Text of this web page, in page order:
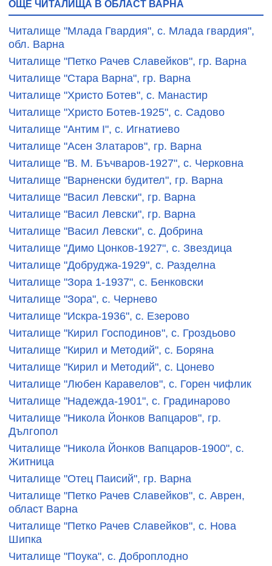
ОЩЕ ЧИТАЛИЩА В ОБЛАСТ ВАРНА
Читалище "Млада Гвардия", с. Млада гвардия",
обл. Варна
Читалище "Петко Рачев Славейков", гр. Варна
Читалище "Стара Варна", гр. Варна
Читалище "Христо Ботев", с. Манастир
Читалище "Христо Ботев-1925", с. Садово
Читалище "Антим І", с. Игнатиево
Читалище "Асен Златаров", гр. Варна
Читалище "В. М. Бъчваров-1927", с. Черковна
Читалище "Варненски будител", гр. Варна
Читалище "Васил Левски", гр. Варна
Читалище "Васил Левски", гр. Варна
Читалище "Васил Левски", с. Добрина
Читалище "Димо Цонков-1927", с. Звездица
Читалище "Добруджа-1929", с. Разделна
Читалище "Зора 1-1937", с. Бенковски
Читалище "Зора", с. Чернево
Читалище "Искра-1936", с. Езерово
Читалище "Кирил Господинов", с. Гроздьово
Читалище "Кирил и Методий", с. Боряна
Читалище "Кирил и Методий", с. Цонево
Читалище "Любен Каравелов", с. Горен чифлик
Читалище "Надежда-1901", с. Градинарово
Читалище "Никола Йонков Вапцаров", гр.
Дългопол
Читалище "Никола Йонков Вапцаров-1900", с.
Житница
Читалище "Отец Паисий", гр. Варна
Читалище "Петко Рачев Славейков", с. Аврен,
област Варна
Читалище "Петко Рачев Славейков", с. Нова
Шипка
Читалище "Поука", с. Доброплодно